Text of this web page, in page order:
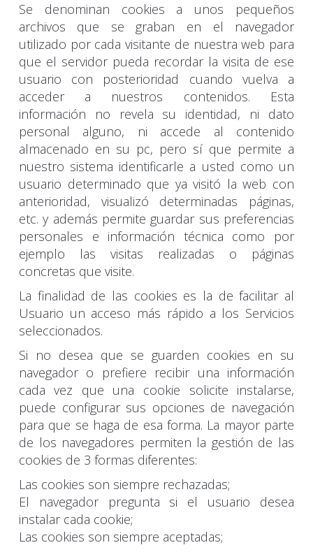
Se denominan cookies a unos pequeños
archivos que se graban en el navegador
utilizado por cada visitante de nuestra web para
que el servidor pueda recordar la visita de ese
usuario con posterioridad cuando vuelva a
acceder a nuestros contenidos. Esta
información no revela su identidad, ni dato
personal alguno, ni accede al contenido
almacenado en su pc, pero sí que permite a
nuestro sistema identificarle a usted como un
usuario determinado que ya visitó la web con
anterioridad, visualizó determinadas páginas,
etc. y además permite guardar sus preferencias
personales e información técnica como por
ejemplo las visitas realizadas o páginas
concretas que visite.
La finalidad de las cookies es la de facilitar al
Usuario un acceso más rápido a los Servicios
seleccionados.
Si no desea que se guarden cookies en su
navegador o prefiere recibir una información
cada vez que una cookie solicite instalarse,
puede configurar sus opciones de navegación
para que se haga de esa forma. La mayor parte
de los navegadores permiten la gestión de las
cookies de 3 formas diferentes:
Las cookies son siempre rechazadas;
El navegador pregunta si el usuario desea
instalar cada cookie;
Las cookies son siempre aceptadas;